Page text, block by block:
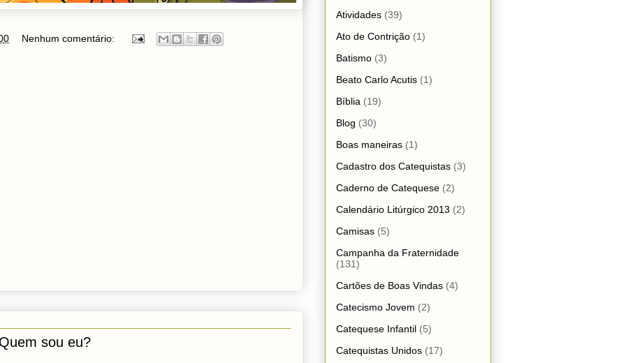
Nenhum comentário:
sou eu?
Atividades (39)
Ato de Contrição (1)
Batismo (3)
Beato Carlo Acutis (1)
Bíblia (19)
Blog (30)
Boas maneiras (1)
Cadastro dos Catequistas (3)
Caderno de Catequese (2)
Calendário Litúrgico 2013 (2)
Camisas (5)
Campanha da Fraternidade
(131)
Cartões de Boas Vindas (4)
Catecismo Jovem (2)
Catequese Infantil (5)
Catequistas Unidos (17)